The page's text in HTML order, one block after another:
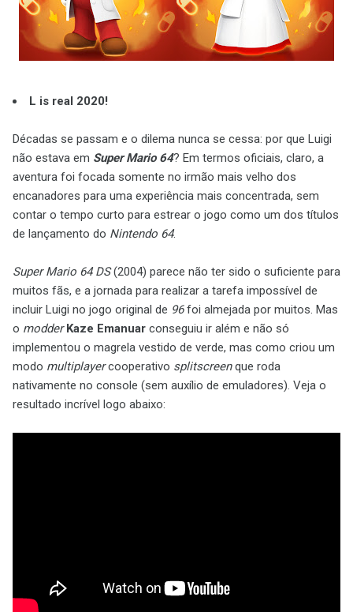
L is real 2020!
Décadas se passam e o dilema nunca se cessa: por que Luigi
não estava em Super Mario 64? Em termos oficiais, claro, a
aventura foi focada somente no irmão mais velho dos
encanadores para uma experiência mais concentrada, sem
contar o tempo curto para estrear o jogo como um dos títulos
de lançamento do Nintendo 64.
Super Mario 64 DS(2004) parece não ter sido o suficiente para
muitos fãs, e a jornada para realizar a tarefa impossível de
incluir Luigi no jogo original de 96foi almejada por muitos. Mas
o modder Kaze Emanuar conseguiu ir além e não só
implementou o magrela vestido de verde, mas como criou um
modo multiplayercooperativo splitscreenque roda
nativamente no console (sem auxílio de emuladores). Veja o
resultado incrível logo abaixo: